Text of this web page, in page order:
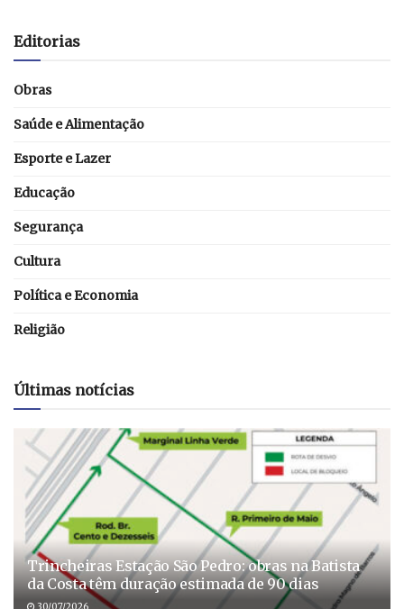
Editorias
Obras
Saúde e Alimentação
Esporte e Lazer
Educação
Segurança
Cultura
Política e Economia
Religião
Últimas notícias
Trincheiras Estação São Pedro: obras na Batista
da Costa têm duração estimada de 90 dias
30/07/2026